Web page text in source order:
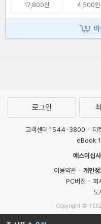
17,800원
4,500원
로그인
고객센터 1544-3800 티
eBook
예스이십
이용약관
개인
PC버전
회
도
Copyright ©
MATOM12